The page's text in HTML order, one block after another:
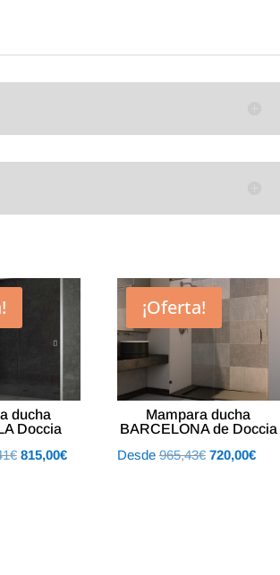
ducha
Doccia
€ El
815,00€El
¡Oferta!
Mampara ducha
BARCELONA de Doccia
Desde 965,43€ El
720,00€El